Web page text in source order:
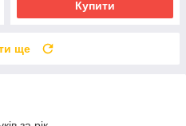
Купити
ще